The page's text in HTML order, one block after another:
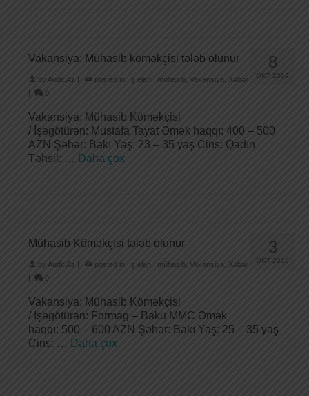
8
OKT 2019
Vakansiya: Mühasib köməkçisi tələb olunur
by Audit.Az | posted in: İş elanı mühasib Vakansiya
Xəbər
|
0
Vakansiya: Mühasib Köməkçisi
/ İşəgötürən: Mustafa Tayat Əmək haqqı: 400 – 500
AZN Şəhər: Bakı Yaş: 23 – 35 yaş Cins: Qadın
Təhsil: … Daha çox
3
OKT 2019
Mühasib Köməkçisi tələb olunur
by Audit.Az | posted in: İş elanı mühasib Vakansiya
Xəbər
|
0
Vakansiya: Mühasib Köməkçisi
/ İşəgötürən: Formag – Baku MMC Əmək
haqqı: 500 – 600 AZN Şəhər: Bakı Yaş: 25 – 35 yaş
Cins: … Daha çox